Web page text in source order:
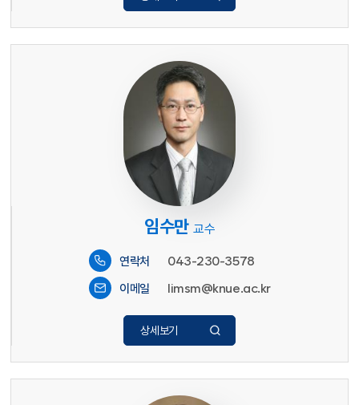
임수만 교수
연락처 043-230-3578
이메일 limsm@knue.ac.kr
상세보기